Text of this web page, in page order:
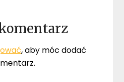
, aby móc dodać